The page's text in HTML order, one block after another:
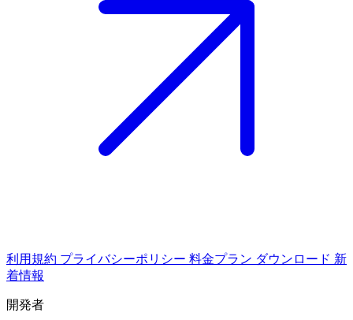
利用規約 プライバシーポリシー 料金プラン ダウンロード 新
着情報
開発者